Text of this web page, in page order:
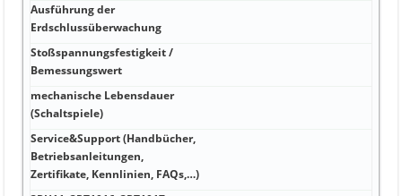
Ausführung der
Erdschlussüberwachung
Stoßspannungsfestigkeit /
Bemessungswert
mechanische Lebensdauer
(Schaltspiele)
Service&Support (Handbücher,
Betriebsanleitungen,
Zertifikate, Kennlinien, FAQs,…)